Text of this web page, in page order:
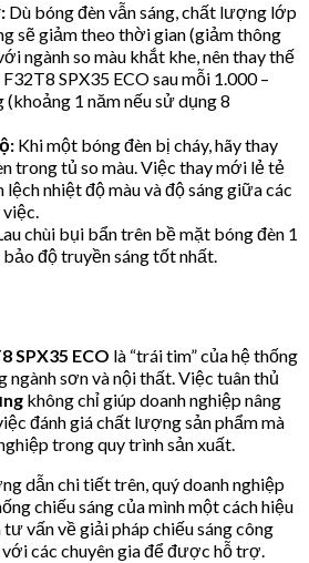
Dù bóng đèn vẫn sáng, chất lượng lớp
sẽ giảm theo thời gian (giảm thông
ngành so màu khắt khe, nên thay thế
SPX35 ECO sau mỗi 1.000 –
1 năm nếu sử dụng 8
Khi một bóng đèn bị cháy, hãy thay
trong tủ so màu. Việc thay mới lẻ tẻ
lệch nhiệt độ màu và độ sáng giữa các
việc.
chùi bụi bẩn trên bề mặt bóng đèn 1
độ truyền sáng tốt nhất.
SPX35 ECO là “trái tim” của hệ thống
ngành sơn và nội thất. Việc tuân thủ
không chỉ giúp doanh nghiệp nâng
đánh giá chất lượng sản phẩm mà
trong quy trình sản xuất.
dẫn chi tiết trên, quý doanh nghiệp
chiếu sáng của mình một cách hiệu
vấn về giải pháp chiếu sáng công
với các chuyên gia để được hỗ trợ.